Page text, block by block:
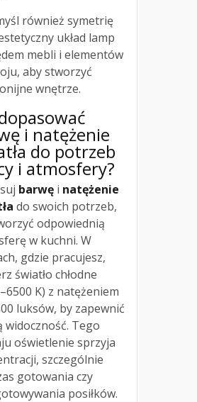
również symetrię
układ lamp
mebli i elementów
aby stworzyć
wnętrze.
i natężenie
do potrzeb
i atmosfery?
barwę i natężenie
do swoich potrzeb,
odpowiednią
w kuchni. W
gdzie pracujesz,
światło chłodne
K) z natężeniem
luksów, by zapewnić
widoczność. Tego
oświetlenie sprzyja
szczególnie
gotowania czy
posiłków.